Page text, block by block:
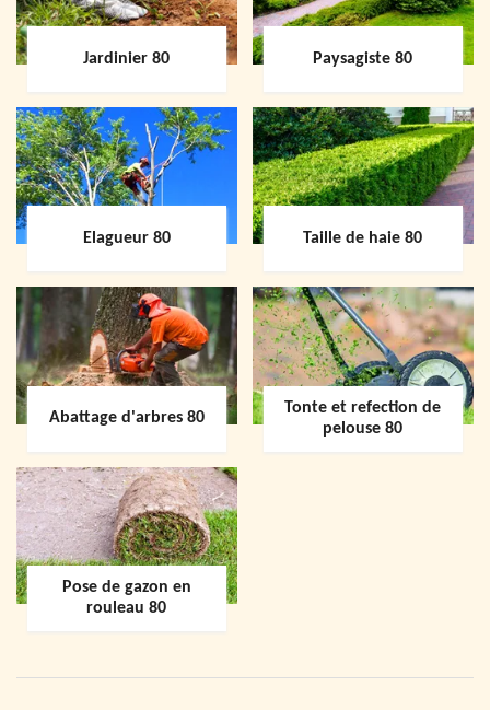
Jardinier 80 Paysagiste 80
Elagueur 80 Taille de haie 80
Abattage d'arbres 80
Tonte et refection de
pelouse 80
Pose de gazon en
rouleau 80